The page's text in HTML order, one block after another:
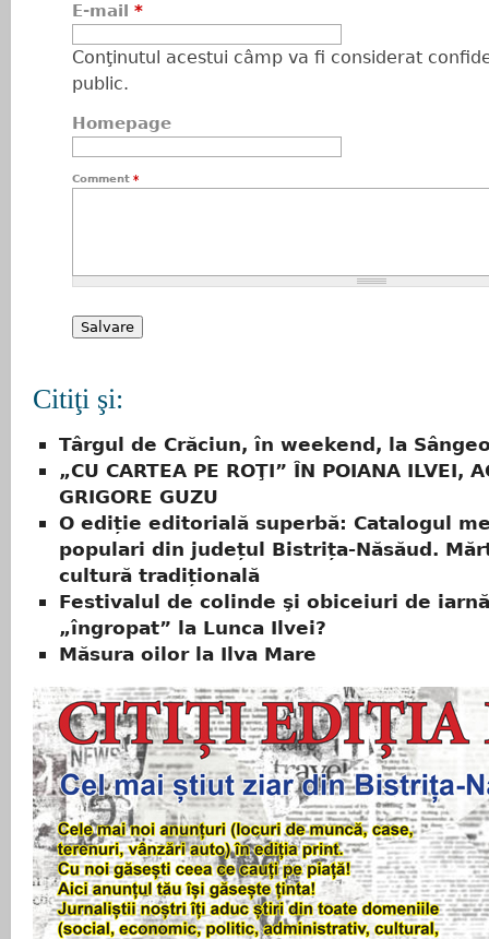
E-mail *
Conţinutul acestui câmp va fi considerat
public.
Homepage
Comment *
Citiţi şi:
Târgul de Crăciun, în weekend, la
„CU CARTEA PE ROŢI” ÎN POIANA ILVEI,
GRIGORE GUZU
O ediție editorială superbă: Catalogul
populari din județul Bistrița-Năsăud.
cultură tradițională
Festivalul de colinde şi obiceiuri de
„îngropat” la Lunca Ilvei?
Măsura oilor la Ilva Mare